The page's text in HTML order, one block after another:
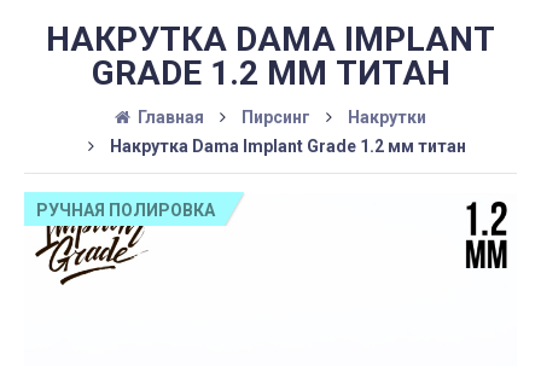
НАКРУТКА DAMA IMPLANT
GRADE 1.2 ММ ТИТАН
Главная Пирсинг
Накрутки
Накрутка Dama Implant Grade 1.2 мм титан
РУЧНАЯ ПОЛИРОВКА